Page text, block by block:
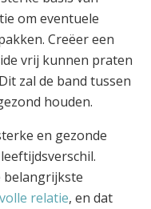
om eventuele
Creëer een
vrij kunnen praten
zal de band tussen
houden.
en gezonde
belangrijkste
relatie, en dat